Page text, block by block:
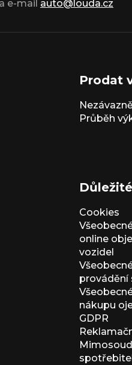
e-mail auto@louda.cz
Prodat
Průběh
Cookies
online
vozidel
provádění
nákupu
GDPR